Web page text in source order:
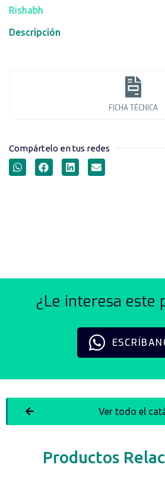
Rishabh
Descripción
FICHA TÉCNICA
Compártelo en tus redes
¿Le interesa este
Productos
Ver todo el